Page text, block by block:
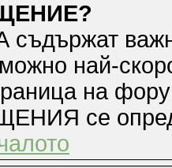
най-
на
се